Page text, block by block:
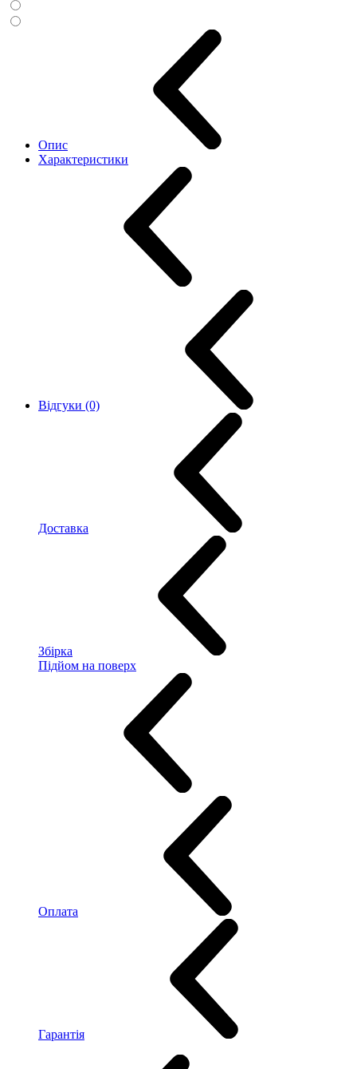
Опис
Характеристики
Відгуки (0)
Доставка
Збірка
Підйом на поверх
Оплата
Гарантія